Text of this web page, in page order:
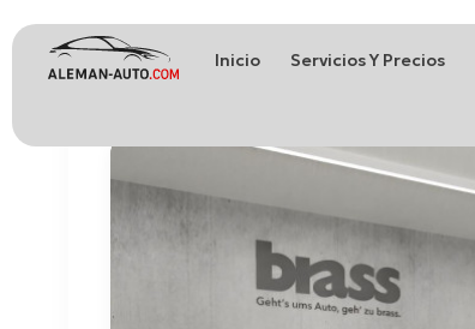
Inicio Servicios Y Precios